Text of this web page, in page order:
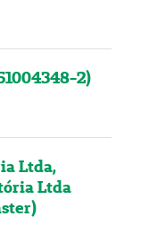
2)
Ltda,
Ltda